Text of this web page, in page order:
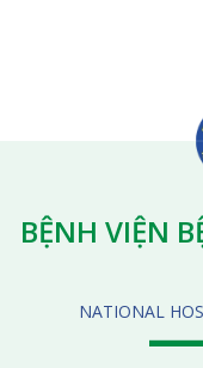
BỆNH VIỆN
NATIONAL